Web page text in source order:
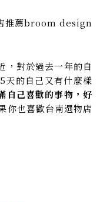
，對於過去一年的自
天的自己又有什麼樣
自己喜歡的事物，好
你也喜歡台南選物店